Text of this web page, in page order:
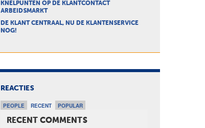
KNELPUNTEN OP DE KLANTCONTACT
ARBEIDSMARKT
DE KLANT CENTRAAL, NU DE KLANTENSERVICE
NOG!
REACTIES
PEOPLE RECENT POPULAR
RECENT COMMENTS